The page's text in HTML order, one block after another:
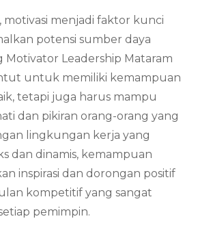
motivasi menjadi faktor kunci
potensi sumber daya
Motivator Leadership Mataram
untuk memiliki kemampuan
tetapi juga harus mampu
dan pikiran orang-orang yang
lingkungan kerja yang
dan dinamis, kemampuan
inspirasi dan dorongan positif
kompetitif yang sangat
pemimpin.